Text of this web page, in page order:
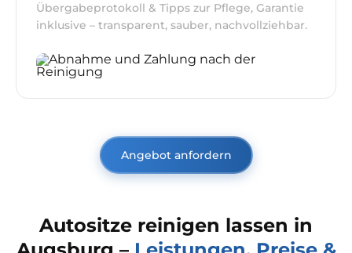
Übergabeprotokoll & Tipps zur Pflege, Garantie
inklusive – transparent, sauber, nachvollziehbar.
Angebot anfordern
Autositze reinigen lassen in